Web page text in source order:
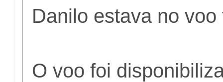
Danilo estava no
O voo foi